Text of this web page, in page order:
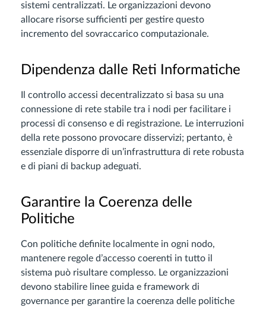
sistemi centralizzati. Le organizzazioni devono
allocare risorse sufficienti per gestire questo
incremento del sovraccarico computazionale.
Dipendenza dalle Reti Informatiche
Il controllo accessi decentralizzato si basa su una
connessione di rete stabile tra i nodi per facilitare i
processi di consenso e di registrazione. Le interruzioni
della rete possono provocare disservizi; pertanto, è
essenziale disporre di un’infrastruttura di rete robusta
e di piani di backup adeguati.
Garantire la Coerenza delle
Politiche
Con politiche definite localmente in ogni nodo,
mantenere regole d’accesso coerenti in tutto il
sistema può risultare complesso. Le organizzazioni
devono stabilire linee guida e framework di
governance per garantire la coerenza delle politiche